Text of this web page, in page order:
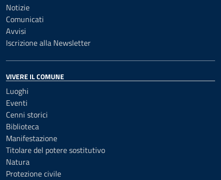
Notizie
Comunicati
Avvisi
Iscrizione alla Newsletter
VIVERE IL COMUNE
Luoghi
Eventi
Cenni storici
Biblioteca
Manifestazione
Titolare del potere sostitutivo
Natura
Protezione civile